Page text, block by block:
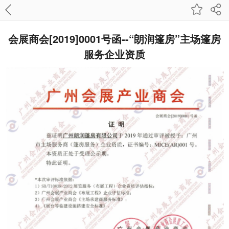
会展商会[2019]0001号函--“朗润篷房”主场篷房
服务企业资质